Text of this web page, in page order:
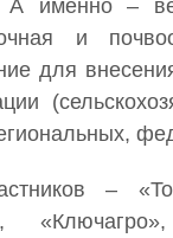
А именно –
и
для
–